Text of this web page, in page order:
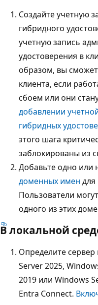
Создайте учетную
гибридного
учетную запись
удостоверения в
образом, вы
клиента, если
сбоем или они
добавлении
гибридных
этого шага
заблокированы из
Добавьте одно или
доменных имен
Пользователи
одного из этих
В локальной
Определите
Server 2025,
2019 или Windows
Entra Connect.